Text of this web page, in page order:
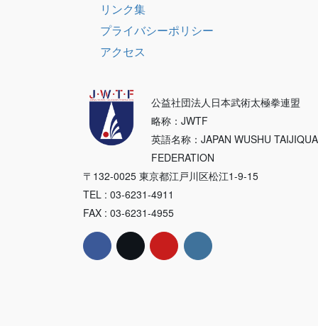
リンク集
プライバシーポリシー
アクセス
公益社団法人日本武術太極拳連盟
略称：JWTF
英語名称：JAPAN WUSHU
FEDERATION
〒132-0025 東京都江戸川区松江1-9-15
TEL : 03-6231-4911
FAX : 03-6231-4955